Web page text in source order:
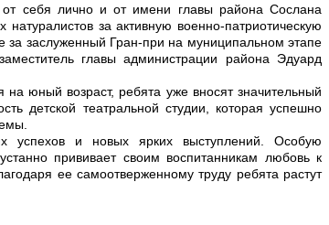
от себя лично и от имени главы района Сослана
за активную военно-патриотическую
за заслуженный Гран-при на муниципальном этапе
главы администрации района Эдуард
юный возраст, ребята уже вносят значительный
детской театральной студии, которая успешно
успехов и новых ярких выступлений. Особую
прививает своим воспитанникам любовь к
ее самоотверженному труду ребята растут